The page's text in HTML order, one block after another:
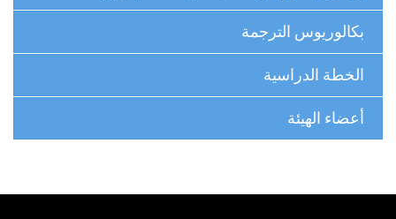
بكالوريوس الترجمة
الخطة الدراسية
أعضاء الهيئة